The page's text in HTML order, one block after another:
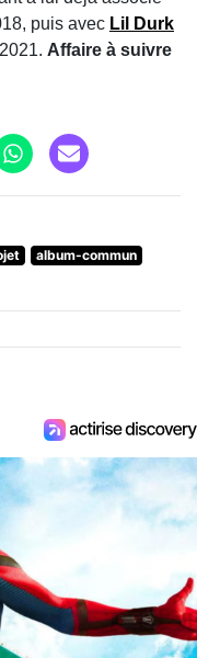
puis avec Lil Durk
Affaire à suivre
album-commun